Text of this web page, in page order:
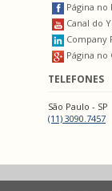
Página no
Canal do
Company
Página no
TELEFONES
São Paulo - SP
(11) 3090.7457